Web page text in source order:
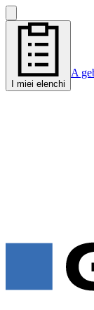
I miei elenchi
A